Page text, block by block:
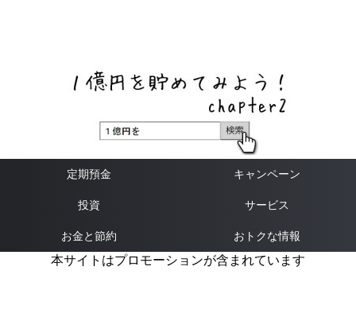
定期預金 キャンペーン
投資 サービス
お金と節約 おトクな情報
本サイトはプロモーションが含まれています